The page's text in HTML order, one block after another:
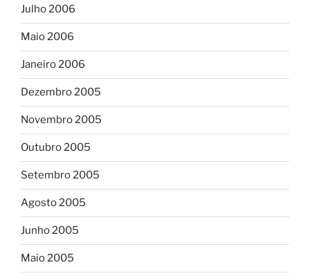
Julho 2006
Maio 2006
Janeiro 2006
Dezembro 2005
Novembro 2005
Outubro 2005
Setembro 2005
Agosto 2005
Junho 2005
Maio 2005